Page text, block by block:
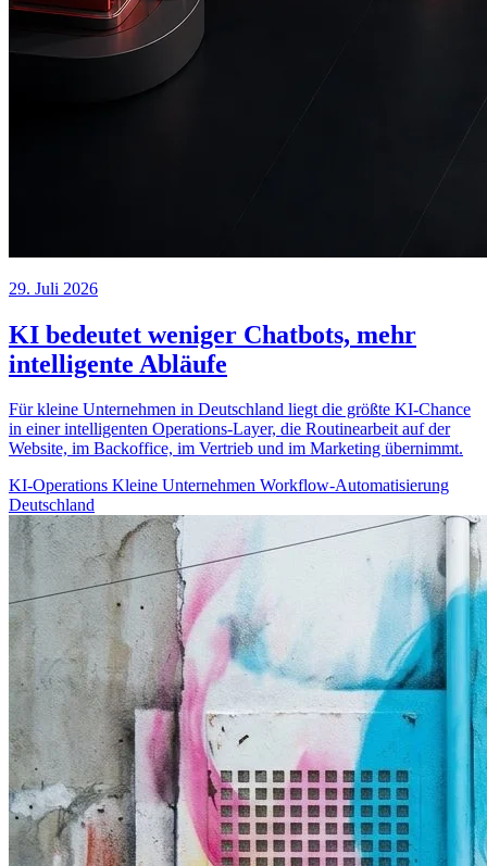
29. Juli 2026
KI bedeutet weniger Chatbots, mehr
intelligente Abläufe
Für kleine Unternehmen in Deutschland liegt die größte KI-Chance
in einer intelligenten Operations-Layer, die Routinearbeit auf der
Website, im Backoffice, im Vertrieb und im Marketing übernimmt.
KI-Operations Kleine Unternehmen Workflow-Automatisierung
Deutschland